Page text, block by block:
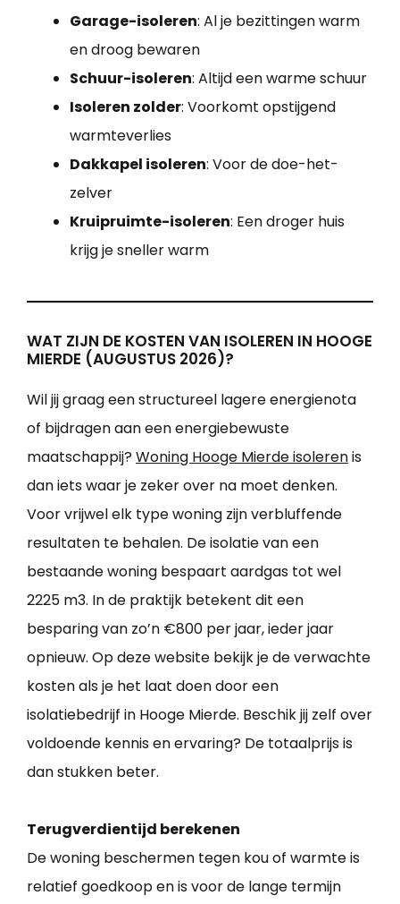
Garage-isoleren: Al je bezittingen warm
en droog bewaren
Schuur-isoleren: Altijd een warme schuur
Isoleren zolder: Voorkomt opstijgend
warmteverlies
Dakkapel isoleren: Voor de doe-het-
zelver
Kruipruimte-isoleren: Een droger huis
krijg je sneller warm
WAT ZIJN DE KOSTEN VAN ISOLEREN IN HOOGE
MIERDE (AUGUSTUS 2026)?
Wil jij graag een structureel lagere energienota
of bijdragen aan een energiebewuste
maatschappij? Woning Hooge Mierde isolerenis
dan iets waar je zeker over na moet denken.
Voor vrijwel elk type woning zijn verbluffende
resultaten te behalen. De isolatie van een
bestaande woning bespaart aardgas tot wel
2225 m3. In de praktijk betekent dit een
besparing van zo’n €800 per jaar, ieder jaar
opnieuw. Op deze website bekijk je de verwachte
kosten als je het laat doen door een
isolatiebedrijf in Hooge Mierde. Beschik jij zelf over
voldoende kennis en ervaring? De totaalprijs is
dan stukken beter.
Terugverdientijd berekenen
De woning beschermen tegen kou of warmte is
relatief goedkoop en is voor de lange termijn